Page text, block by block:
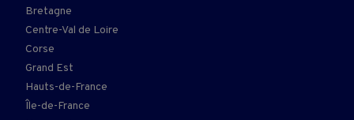
Bretagne
Centre-Val de Loire
Corse
Grand Est
Hauts-de-France
Île-de-France